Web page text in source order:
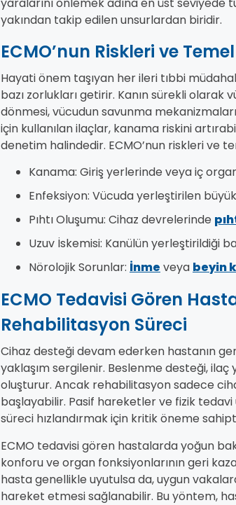
yaralarını önlemek adına en üst
yakından takip edilen unsurlardan biridir.
ECMO’nun Riskleri ve
Hayati önem taşıyan her ileri tıbbi
bazı zorlukları getirir. Kanın sürekli
dönmesi, vücudun savunma
için kullanılan ilaçlar, kanama riskini
denetim halindedir. ECMO’nun riskleri ve
Kanama: Giriş yerlerinde veya iç
Enfeksiyon: Vücuda yerleştirilen
Pıhtı Oluşumu: Cihaz devrelerinde
Uzuv İskemisi: Kanülün yerleştirildiği
Nörolojik Sorunlar: İnme veya beyin
ECMO Tedavisi Gören
Rehabilitasyon Süreci
Cihaz desteği devam ederken hastanın
yaklaşım sergilenir. Beslenme desteği,
oluşturur. Ancak rehabilitasyon sadece
başlayabilir. Pasif hareketler ve fizik tedavi
süreci hızlandırmak için kritik öneme
ECMO tedavisi gören hastalarda yoğun
konforu ve organ fonksiyonlarının geri
hasta genellikle uyutulsa da, uygun
hareket etmesi sağlanabilir. Bu yöntem,